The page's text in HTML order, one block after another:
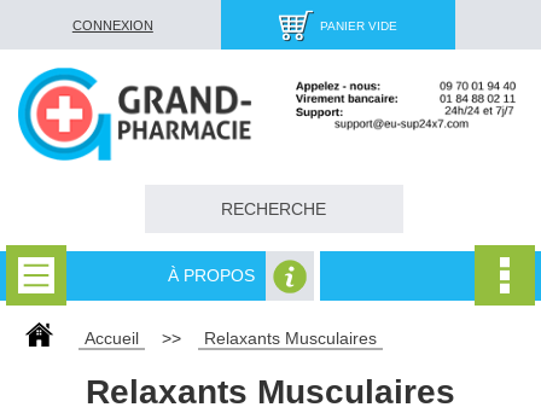
CONNEXION PANIER VIDE
À PROPOS
Accueil >> Relaxants Musculaires
Relaxants Musculaires